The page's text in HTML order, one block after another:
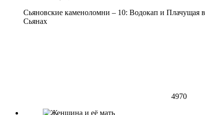
Сьяновские каменоломни – 10: Водокап и Плачущая в
Сьянах
4970